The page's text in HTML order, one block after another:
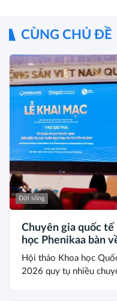
CÙNG CHỦ ĐỀ
Đời sống
Chuyên gia quốc
học Phenikaa bàn
Hội thảo Khoa học
2026 quy tụ nhiều